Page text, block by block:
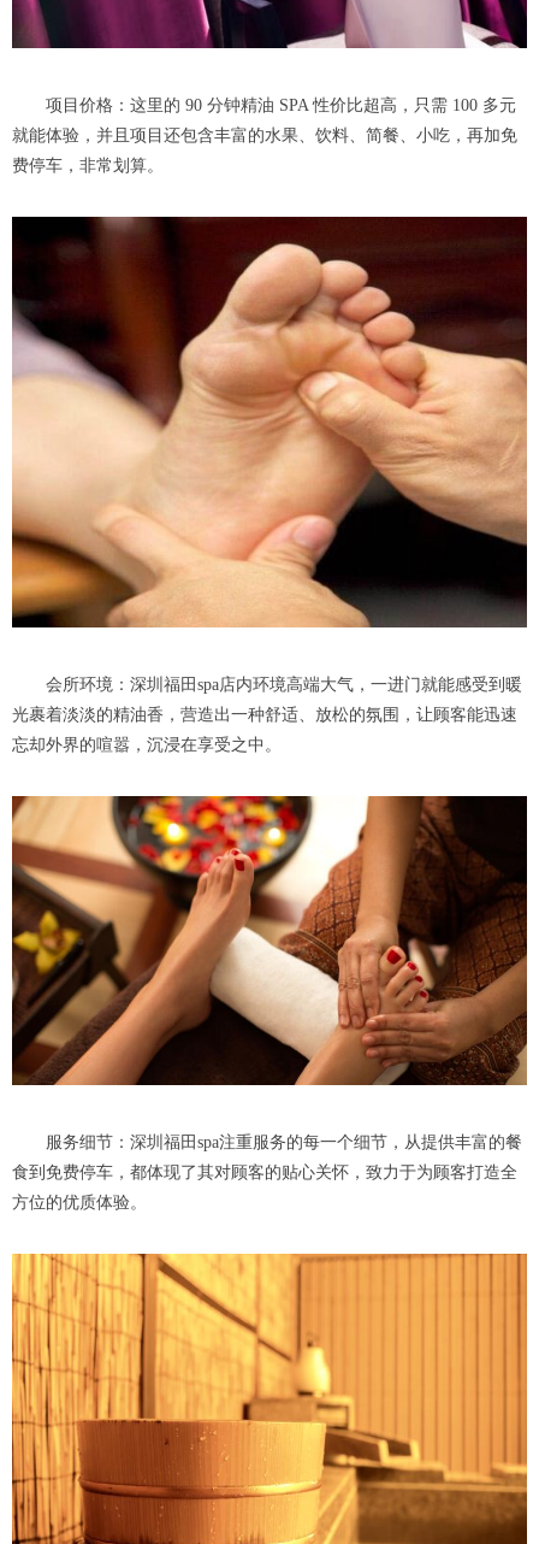
项目价格：这里的 90 分钟精油 SPA 性价比超高，只需 100 多元
就能体验，并且项目还包含丰富的水果、饮料、简餐、小吃，再加免
费停车，非常划算。
会所环境：深圳福田spa店内环境高端大气，一进门就能感受到暖
光裹着淡淡的精油香，营造出一种舒适、放松的氛围，让顾客能迅速
忘却外界的喧嚣，沉浸在享受之中。
服务细节：深圳福田spa注重服务的每一个细节，从提供丰富的餐
食到免费停车，都体现了其对顾客的贴心关怀，致力于为顾客打造全
方位的优质体验。